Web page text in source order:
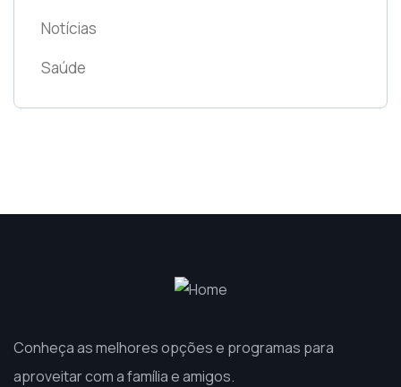
Notícias
Saúde
Conheça as melhores opções e programas para
aproveitar com a família e amigos.